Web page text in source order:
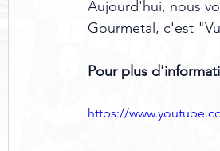
Aujourd'hui, nous
Gourmetal, c'est
Pour plus
https://